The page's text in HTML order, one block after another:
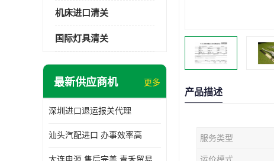
机床进口清关
国际灯具清关
最新供应商机 更多
深圳进口退运报关代理
汕头汽配进口 办事效率高
产品描述
服务类型